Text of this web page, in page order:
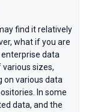
find it relatively
what if you are
data
sizes,
on various data
In some
data, and the